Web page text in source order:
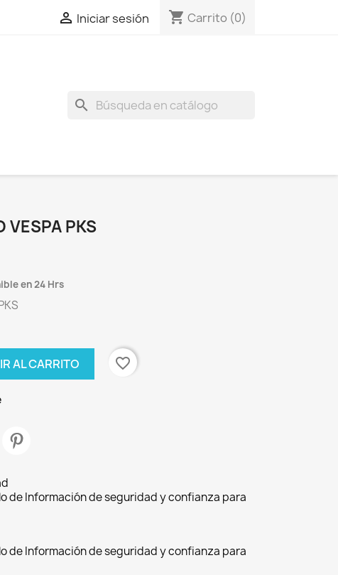
 Iniciar sesión shopping_cart Carrito (0)
search
VESPA PKS
en 24 Hrs
AL CARRITO favorite_border
de Información de seguridad y confianza para
de Información de seguridad y confianza para